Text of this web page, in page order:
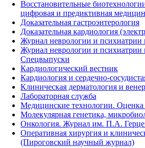
Восстановительные
цифровая и предиктивная
Доказательная гастроэнтерология
Доказательная кардиология
Журнал неврологии и
Журнал неврологии и
Спецвыпуски
Кардиологический вестник
Кардиология и сердечно-
Клиническая дерматология и
Лабораторная служба
Медицинские технологии.
Молекулярная генетика,
Онкология. Журнал им. П.А.
Оперативная хирургия и
(Пироговский научный журнал)